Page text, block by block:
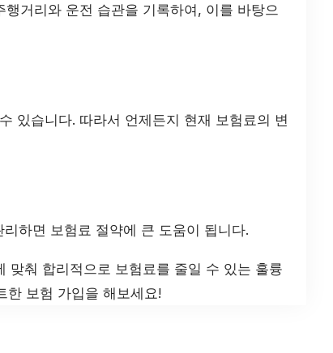
거리와 운전 습관을 기록하여, 이를 바탕으
있습니다. 따라서 언제든지 현재 보험료의 변
하면 보험료 절약에 큰 도움이 됩니다.
맞춰 합리적으로 보험료를 줄일 수 있는 훌륭
한 보험 가입을 해보세요!